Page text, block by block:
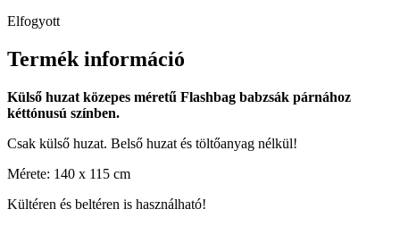
Elfogyott
Termék információ
Külső huzat közepes méretű Flashbag babzsák párnához
kéttónusú színben.
Csak külső huzat. Belső huzat és töltőanyag nélkül!
Mérete: 140 x 115 cm
Kültéren és beltéren is használható!